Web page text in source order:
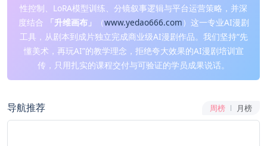
性控制、LoRA模型训练、分镜叙事逻辑与平台运营策略，并深
度结合
「升维画布」 （www.yedao666.com）这一专业AI漫剧
工具，从剧本到成片独立完成商业级AI漫剧作品。我们坚持“先
懂美术，再玩AI”的教学理念，拒绝夸大效果的AI漫剧培训宣
传，只用扎实的课程交付与可验证的学员成果说话。
导航推荐 周榜 月榜